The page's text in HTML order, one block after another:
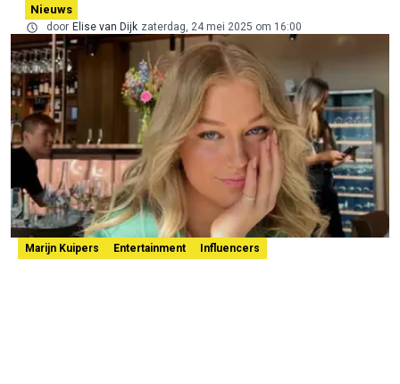
Nieuws
door Elise van Dijk zaterdag, 24 mei 2025 om 16:00
Marijn Kuipers Entertainment Influencers